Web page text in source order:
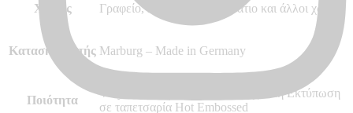
Χώρος Γραφείο, Σαλόνι, Υπνοδωμάτιο και άλλοι χώροι
Κατασκευαστής Marburg – Made in Germany
Ποιότητα
Vinyl, Vlies – Non Woven, Ψηφιακή Εκτύπωση
σε ταπετσαρία Hot Embossed